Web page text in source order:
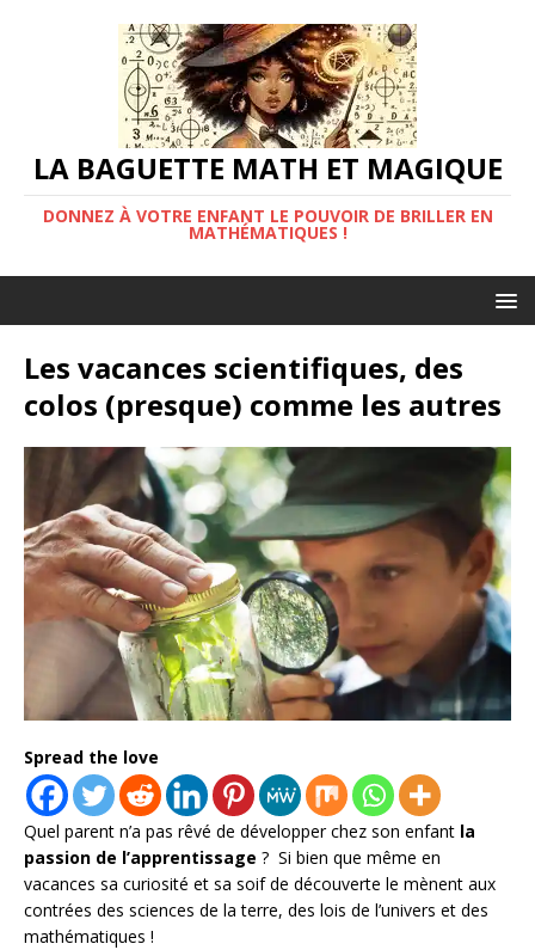
LA BAGUETTE MATH ET MAGIQUE
DONNEZ À VOTRE ENFANT LE POUVOIR DE BRILLER EN
MATHÉMATIQUES !
Les vacances scientifiques, des
colos (presque) comme les autres
Spread the love
Quel parent n’a pas rêvé de développer chez son enfant la
passion de l’apprentissage ? Si bien que même en
vacances sa curiosité et sa soif de découverte le mènent aux
contrées des sciences de la terre, des lois de l’univers et des
mathématiques !